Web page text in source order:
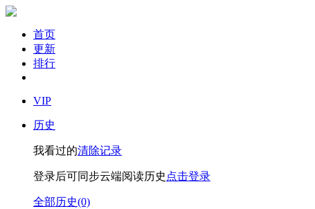
首页
更新
排行
VIP
历史
我看过的清除记录
登录后可同步云端阅读历史 点击登录
全部历史(0)